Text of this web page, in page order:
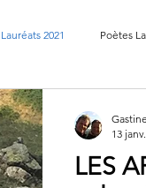
2021 Poètes
Poètes Saint Raphaël
LES
13